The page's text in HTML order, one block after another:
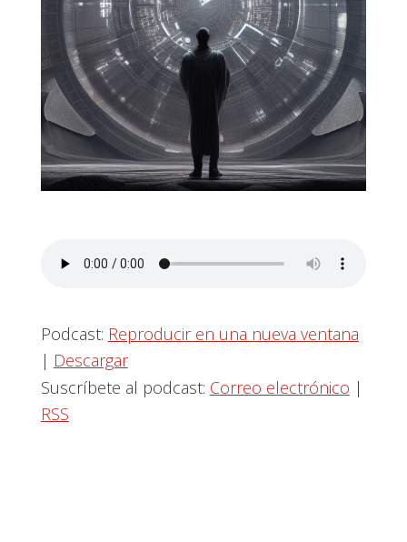
Podcast: Reproducir en una nueva ventana
| Descargar
Suscríbete al podcast: Correo electrónico |
RSS